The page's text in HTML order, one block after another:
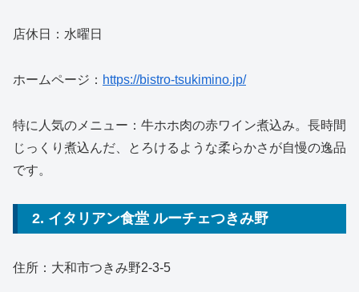
店休日：水曜日
ホームページ： https://bistro-tsukimino.jp/
特に人気のメニュー：牛ホホ肉の赤ワイン煮込み。長時間
じっくり煮込んだ、とろけるような柔らかさが自慢の逸品
です。
2. イタリアン食堂 ルーチェつきみ野
住所：大和市つきみ野2-3-5